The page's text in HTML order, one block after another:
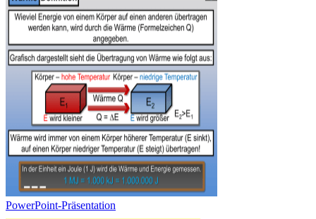
PowerPoint-Präsentation